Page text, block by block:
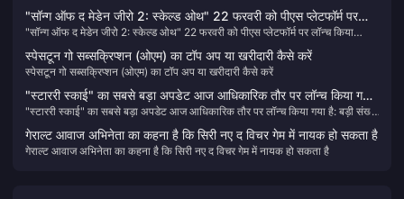
"सॉन्ग ऑफ द मेडेन जीरो 2: स्केल्ड ओथ" 22 फरवरी को पीएस प्लेटफॉर्म पर
लॉन्च किया जाएगा।
"सॉन्ग ऑफ द मेडेन जीरो 2: स्केल्ड ओथ" 22 फरवरी को पीएस प्लेटफॉर्म पर लॉन्च किया
जाएगा।
स्पेसटून गो सब्सक्रिप्शन (ओएम) का टॉप अप या खरीदारी कैसे करें
स्पेसटून गो सब्सक्रिप्शन (ओएम) का टॉप अप या खरीदारी कैसे करें
"स्टाररी स्काई" का सबसे बड़ा अपडेट आज आधिकारिक तौर पर लॉन्च किया गया
है: बड़ी संख्या में समस्याओं को ठीक करना और गेम अनुभव में सुधार करना
"स्टाररी स्काई" का सबसे बड़ा अपडेट आज आधिकारिक तौर पर लॉन्च किया गया है: बड़ी संख्या
में समस्याओं को ठीक करना और गेम अनुभव में सुधार करना
गेराल्ट आवाज अभिनेता का कहना है कि सिरी नए द विचर गेम में नायक हो सकता है
गेराल्ट आवाज अभिनेता का कहना है कि सिरी नए द विचर गेम में नायक हो सकता है